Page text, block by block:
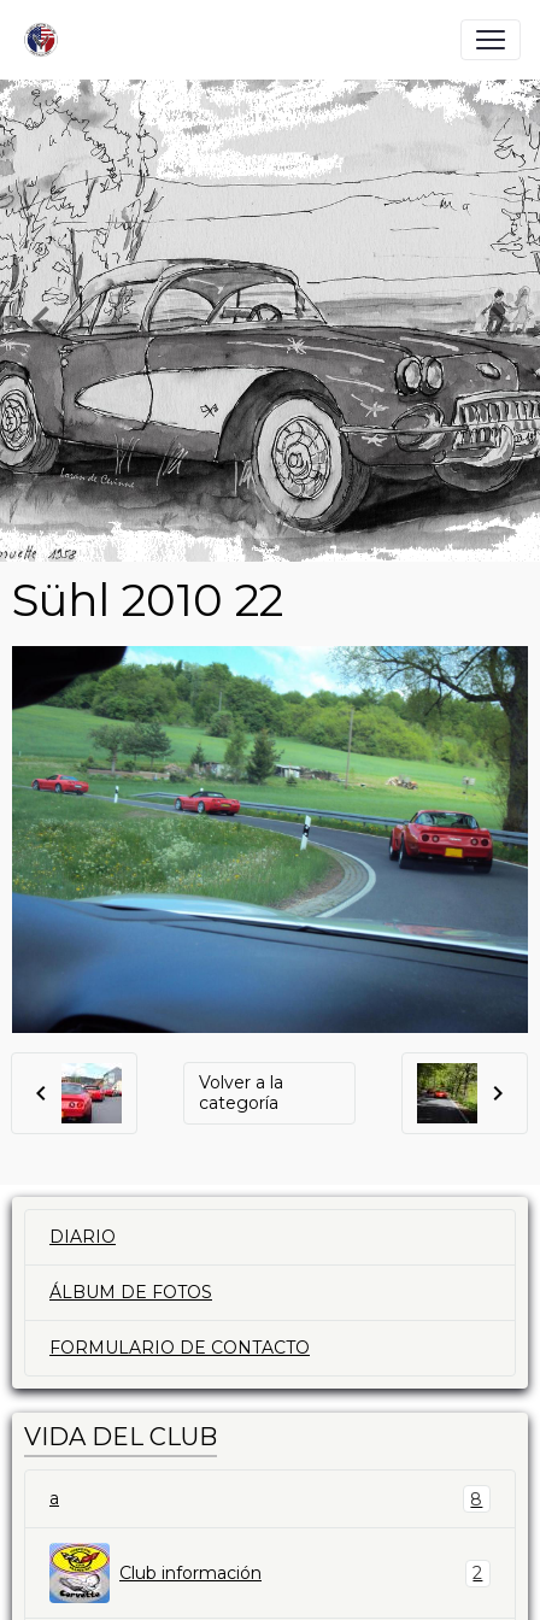
Sühl 2010 22
Volver a la
categoría
DIARIO
ÁLBUM DE FOTOS
FORMULARIO DE CONTACTO
VIDA DEL CLUB
a 8
Club información 2